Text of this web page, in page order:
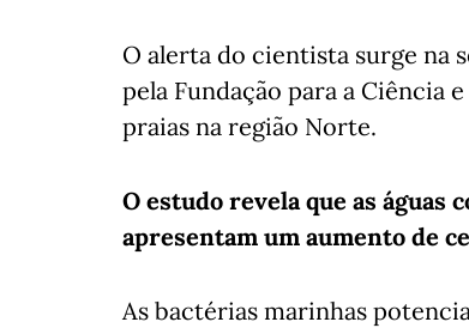
O alerta do cientista surge na
pela Fundação para a Ciência
praias na região Norte.
O estudo revela que as águas
apresentam um aumento de
As bactérias marinhas